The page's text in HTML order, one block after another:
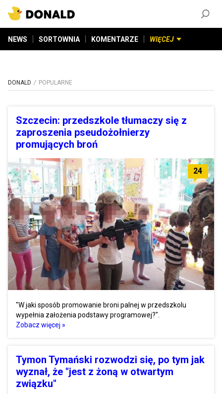
NEWS SORTOWNIA KOMENTARZE WIĘCEJ
DONALD POPULARNE
Szczecin: przedszkole tłumaczy się z
zaproszenia pseudożołnierzy
promujących broń
24
"W jaki sposób promowanie broni palnej w przedszkolu
wypełnia założenia podstawy programowej?".
Zobacz więcej »
Tymon Tymański rozwodzi się, po tym jak
wyznał, że "jest z żoną w otwartym
związku"